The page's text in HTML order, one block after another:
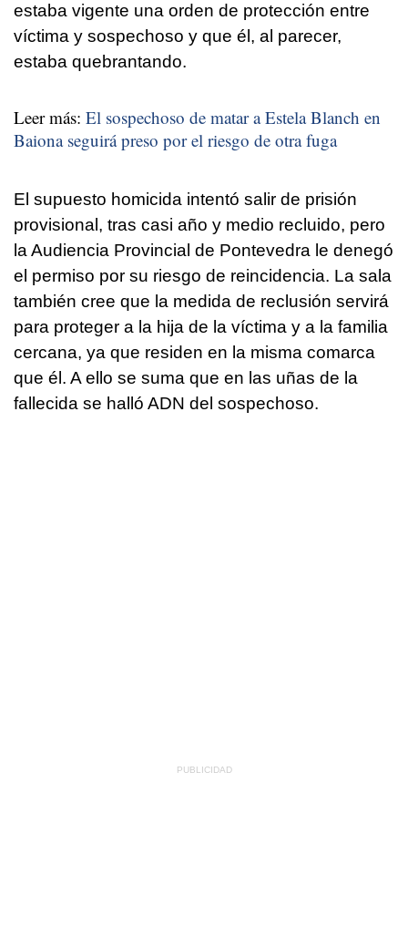
estaba vigente una orden de protección entre
víctima y sospechoso y que él, al parecer,
estaba quebrantando.
Leer más: El sospechoso de matar a Estela Blanch en
Baiona seguirá preso por el riesgo de otra fuga
El supuesto homicida intentó salir de prisión
provisional, tras casi año y medio recluido, pero
la Audiencia Provincial de Pontevedra le denegó
el permiso por su riesgo de reincidencia. La sala
también cree que la medida de reclusión servirá
para proteger a la hija de la víctima y a la familia
cercana, ya que residen en la misma comarca
que él. A ello se suma que en las uñas de la
fallecida se halló ADN del sospechoso.